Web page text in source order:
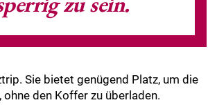
Sie bietet genügend Platz, um die
den Koffer zu überladen.